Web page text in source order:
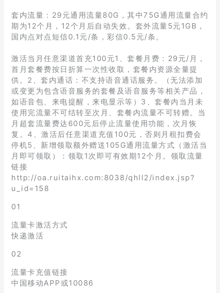
套内流量：29元通用流量80G，其中75G通用流量合约
期为12个月，12个月后自动失效。套外流量5元1GB，
国内点对点短信0.1元/条，彩信0.5元/条。
激活当月任意渠道首充100元1、套餐月费：29元/月，
首月套餐费按日折算一次性收取，套餐内资源全量提
供。2、套内通话：不支持语音通话服务。（无法添加
或变更为包含语音服务的套餐及语音服务等相关产品，
如语音包、来电提醒，来电显示等）3、套餐内当月未
使用完流量不可结转至次月、套餐内流量不可转赠。当
月超套流量费达600元后停止流量使用功能，次月恢
复。4、激活后任意渠道充值100元，否则月租扣费会
停机5、新增领取额外赠送105G通用流量方式（激活当
月即可领取）：领取1次即可有效期12个月。领取流量
链接
http://oa.ruitaihx.com:8038/qhll2/index.jsp?
u_id=158
01
流量卡激活方式
快递激活
02
流量卡充值链接
中国移动APP或10086